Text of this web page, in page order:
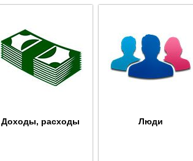
Доходы, расходы Люди